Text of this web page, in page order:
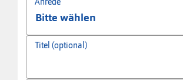
Titel (optional)